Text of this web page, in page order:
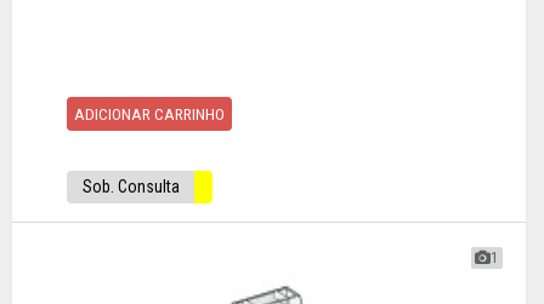
ADICIONAR CARRINHO
Sob. Consulta
1